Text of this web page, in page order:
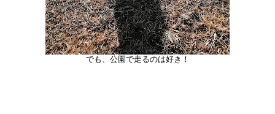
でも、公園で走るのは好き！